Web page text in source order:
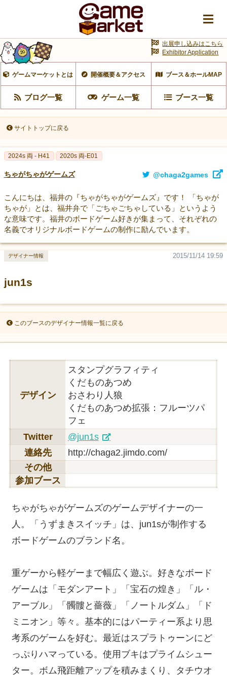
ゲームマーケットとは 開催概要＆アクセス ブース＆ホールMAP
ブログ一覧 ゲーム一覧 ブース一覧
出展申し込みはこちら
Exhibitor Application
サイトトップに戻る
2024s 両 - H41 2020s 両-E01
ちゃがちゃがゲームズ @chaga2games
こんにちは、福井の『ちゃがちゃがゲームズ』です！ 「ちゃが
ちゃが」とは、福井弁で「ごちゃごちゃしている」というよう
な意味です。福井のボードゲーム好きが集まって、それぞれの
名義でオリジナルボードゲームの制作に励んでいます。
jun1s
2015/11/14 19:59
デザイナー情報
このブースのデザイナー情報一覧に戻る
デザイン
スタンプグラフィティ
くだものあつめ
おさわり人狼
くだものあつめ拡張：フルーツパ
フェ
Twitter
@jun1s
連絡先
http://chaga2.jimdo.com/
その他
参加ブース
ちゃがちゃがゲームズのゲームデザイナーの一
人。「うずまきスイッチ」は、jun1sが制作する
ボードゲームのブランド名。
重ゲーから軽ゲーまで幅広く遊ぶ。好きなボード
ゲームは「モダンアート」「宝石の煌き」「ル・
アーブル」「髑髏と薔薇」「ノートルダム」「ド
ミニオン」等々。基本的にはパーティー系より思
考系のゲームを好む。最近はスプラトゥーンにど
っぷりハマっている。使用ブキはプライムシュー
ター。ボム飛距離アップを積みまくり、タチウオ